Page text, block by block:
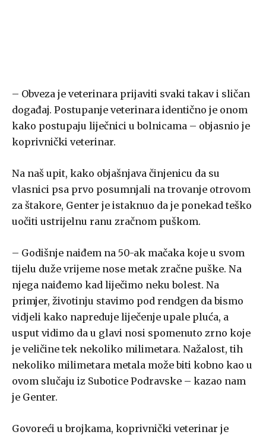
– Obveza je veterinara prijaviti svaki takav i sličan
događaj. Postupanje veterinara identično je onom
kako postupaju liječnici u bolnicama – objasnio je
koprivnički veterinar.
Na naš upit, kako objašnjava činjenicu da su
vlasnici psa prvo posumnjali na trovanje otrovom
za štakore, Genter je istaknuo da je ponekad teško
uočiti ustrijelnu ranu zračnom puškom.
– Godišnje naiđem na 50-ak mačaka koje u svom
tijelu duže vrijeme nose metak zračne puške. Na
njega naiđemo kad liječimo neku bolest. Na
primjer, životinju stavimo pod rendgen da bismo
vidjeli kako napreduje liječenje upale pluća, a
usput vidimo da u glavi nosi spomenuto zrno koje
je veličine tek nekoliko milimetara. Nažalost, tih
nekoliko milimetara metala može biti kobno kao u
ovom slučaju iz Subotice Podravske – kazao nam
je Genter.
Govoreći u brojkama, koprivnički veterinar je